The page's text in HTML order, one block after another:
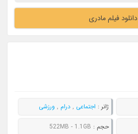
دانلود فیلم مادری
ژانر : اجتماعی , درام , ورزشی
حجم : 522MB - 1.1GB